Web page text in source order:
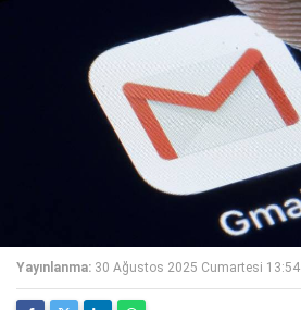
Yayınlanma: 30 Ağustos 2025 Cumartesi 13:54